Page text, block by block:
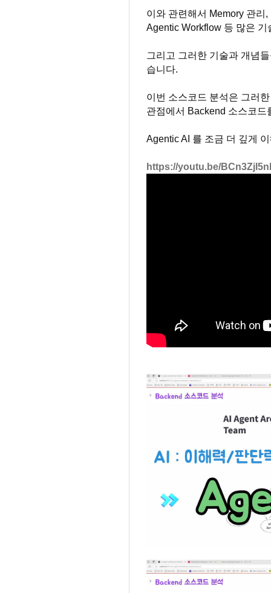
이와 관련해서 Memory 관리
Agentic Workflow 등 많은
그리고 그러한 기술과 개념
습니다.
이번 소스코드 분석은 그러
관점에서 Backend 소스코
Agentic AI 를 조금 더 깊게
https://youtu.be/